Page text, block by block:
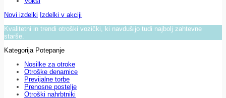
Novi izdelki Izdelki v akciji
Kvalitetni in trendi otroški vozički, ki navdušijo tudi najbolj zahtevne
starše.
Kategorija Potepanje
Nosilke za otroke
Otroške denarnice
Previjalne torbe
Prenosne postelje
Otroški nahrbtniki